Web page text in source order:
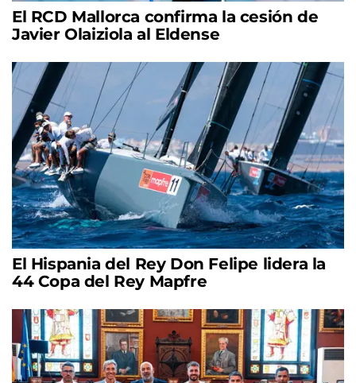
El RCD Mallorca confirma la cesión de
Javier Olaiziola al Eldense
El Hispania del Rey Don Felipe lidera la
44 Copa del Rey Mapfre